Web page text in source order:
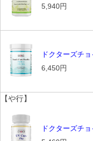
5,940円
ドクターズチ
6,450円
【や行】
ドクターズチ